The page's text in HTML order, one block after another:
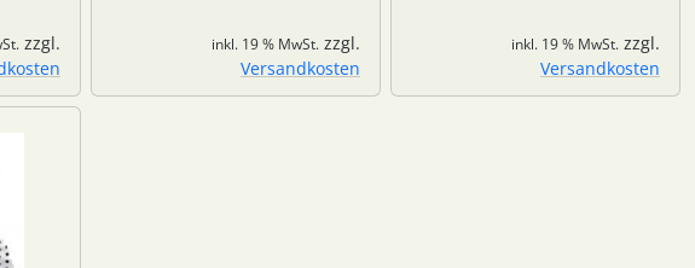
zzgl.
inkl. 19 % MwSt. zzgl.
Versandkosten
inkl. 19 % MwSt. zzgl.
Versandkosten